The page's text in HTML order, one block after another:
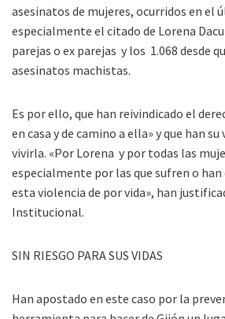
asesinatos de mujeres, ocurridos en el
especialmente el citado de Lorena
parejas o ex parejas y los 1.068 desde
asesinatos machistas.
Es por ello, que han reivindicado el
en casa y de camino a ella» y que han
vivirla. «Por Lorena y por todas las
especialmente por las que sufren o han
esta violencia de por vida», han
Institucional.
SIN RIESGO PARA SUS VIDAS
Han apostado en este caso por la